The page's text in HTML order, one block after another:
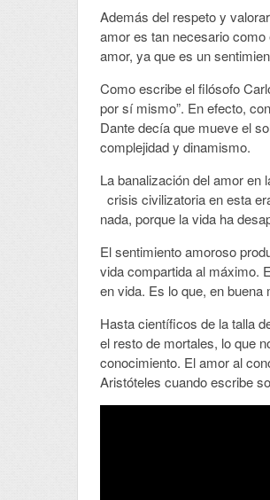
Además del respeto y
amor es tan necesario
amor, ya que es un
Como escribe el filósofo
por sí mismo”. En efecto,
Dante decía que mueve el
complejidad y dinamismo.
La banalización del amor en
crisis civilizatoria en esta
nada, porque la vida ha
El sentimiento amoroso
vida compartida al máximo.
en vida. Es lo que, en
Hasta científicos de la talla
el resto de mortales, lo que
conocimiento. El amor al
Aristóteles cuando escribe